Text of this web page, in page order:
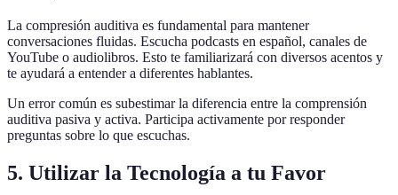
La compresión auditiva es fundamental para mantener
conversaciones fluidas. Escucha podcasts en español, canales de
YouTube o audiolibros. Esto te familiarizará con diversos acentos y
te ayudará a entender a diferentes hablantes.
Un error común es subestimar la diferencia entre la comprensión
auditiva pasiva y activa. Participa activamente por responder
preguntas sobre lo que escuchas.
5. Utilizar la Tecnología a tu Favor